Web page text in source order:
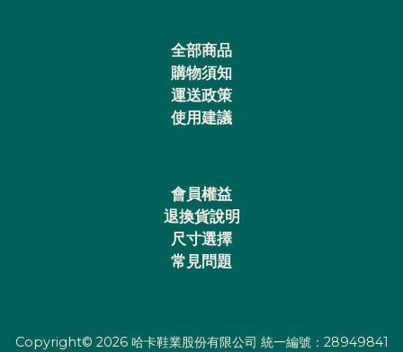
全部商品
購物須知
運送政策
使用建議
會員權益
退換貨說明
尺寸選擇
常見問題
Copyright© 2026 哈卡鞋業股份有限公司 統一編號：28949841